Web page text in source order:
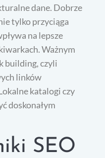
dane. Dobrze
tylko przyciąga
na lepsze
Ważnym
building, czyli
linków
katalogi czy
doskonałym
SEO